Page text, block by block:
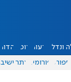
ונדל"ן דעות אוכל יהדות
ספורט פורומים אתר